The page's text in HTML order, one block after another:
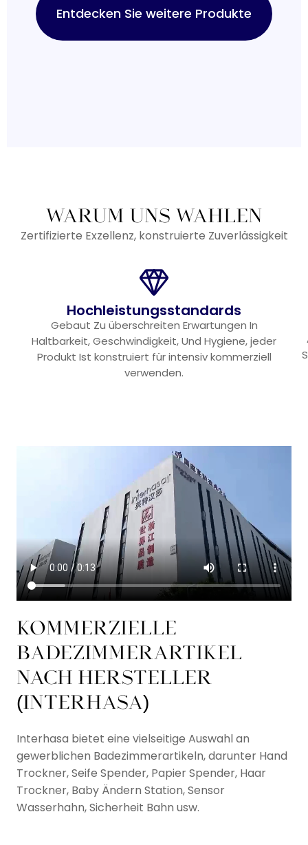
Entdecken Sie weitere Produkte
WARUM UNS WÄHLEN
Zertifizierte Exzellenz, konstruierte Zuverlässigkeit
Hochleistungsstandards
Gebaut Zu überschreiten Erwartungen In
Haltbarkeit,Geschwindigkeit,Und Hygiene,jeder
Produkt Ist konstruiert fürintensivkommerziell
verwenden.
KOMMERZIELLE
BADEZIMMERARTIKEL
NACH HERSTELLER
(INTERHASA)​
Interhasa bietet eine vielseitige Auswahl an
gewerblichen Badezimmerartikeln, darunter Hand
Trockner,Seife Spender, PapierSpender, Haar
Trockner, Baby Ändern Station,Sensor
Wasserhahn,Sicherheit Bahn usw.